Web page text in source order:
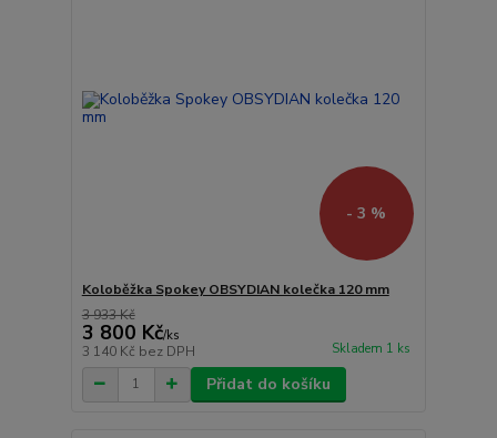
- 3 %
Koloběžka Spokey OBSYDIAN kolečka 120 mm
3 933 Kč
3 800 Kč/ks
3 140 Kč bez DPH Skladem 1 ks
Přidat do košíku